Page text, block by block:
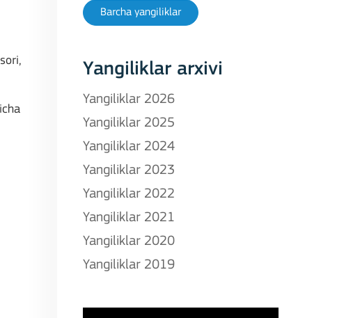
Barcha yangiliklar
Yangiliklar arxivi
Yangiliklar 2026
Yangiliklar 2025
Yangiliklar 2024
Yangiliklar 2023
Yangiliklar 2022
Yangiliklar 2021
Yangiliklar 2020
Yangiliklar 2019